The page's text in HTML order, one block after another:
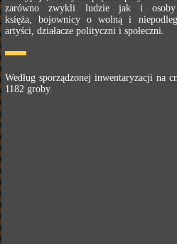
zarówno zwykli ludzie jak i osoby
księża, bojownicy o wolną i
artyści, działacze polityczni i społeczni.
Według sporządzonej inwentaryzacji na
1182 groby.